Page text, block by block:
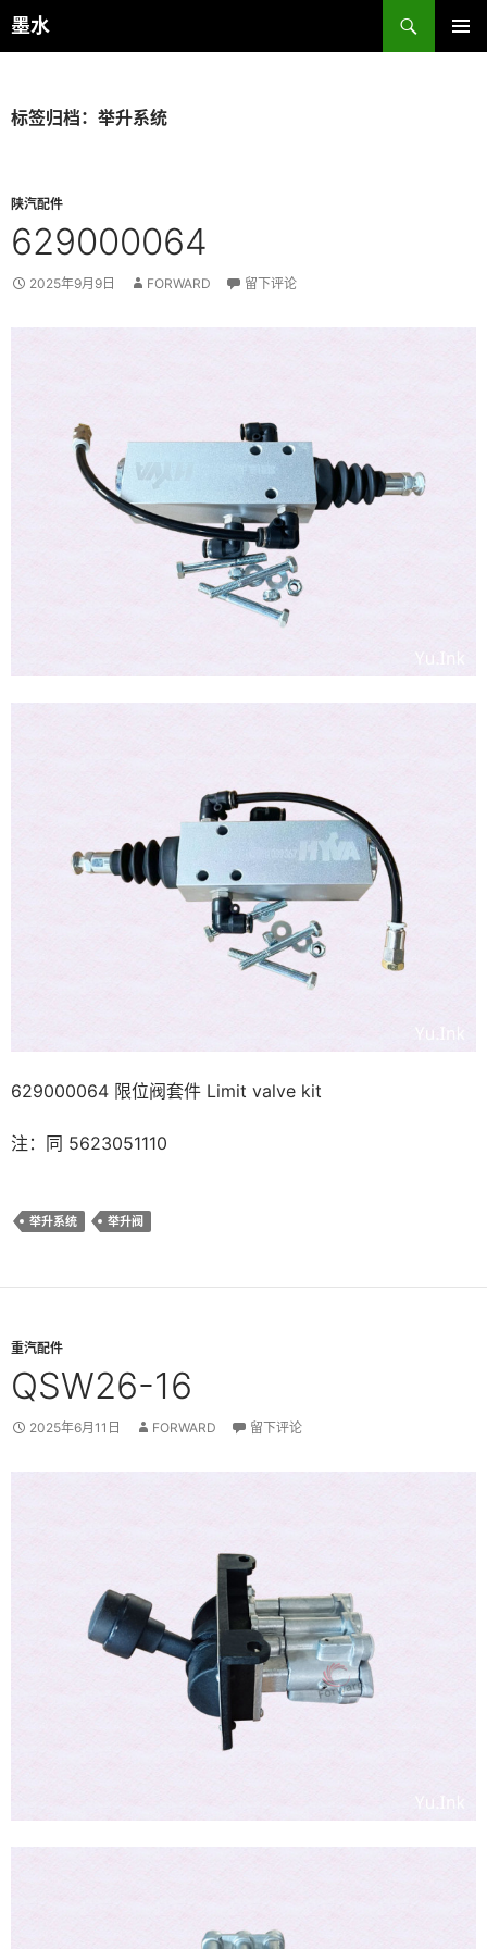
跳
至
墨水
搜
索
标签归档：举升系统
陕汽配件
629000064
2025年9月9日 FORWARD 留下评论
629000064 限位阀套件 Limit valve kit
注：同 5623051110
举升系统 举升阀
重汽配件
QSW26-16
2025年6月11日 FORWARD 留下评论